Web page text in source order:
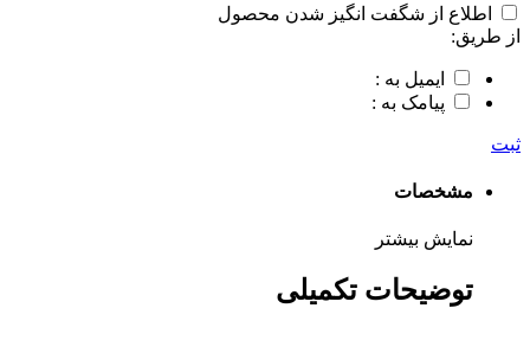
اطلاع از شگفت انگیز شدن محصول
از طریق:
ایمیل به :
پیامک به :
ثبت
مشخصات
نمایش بیشتر
توضیحات تکمیلی